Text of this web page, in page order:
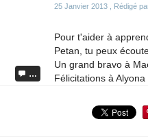
…
25 Janvier 2013 , Rédigé
Pour t'aider à
Petan, tu peux
Un grand bravo à
Félicitations à